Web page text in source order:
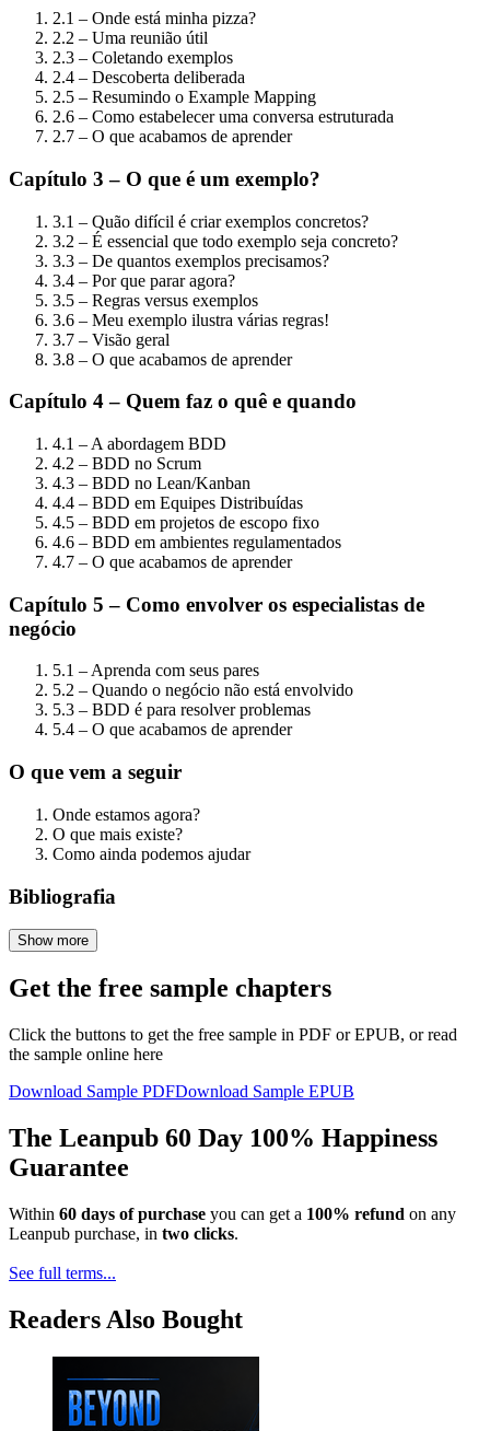
2.1 – Onde está minha pizza?
2.2 – Uma reunião útil
2.3 – Coletando exemplos
2.4 – Descoberta deliberada
2.5 – Resumindo o Example Mapping
2.6 – Como estabelecer uma conversa estruturada
2.7 – O que acabamos de aprender
Capítulo 3 – O que é um exemplo?
3.1 – Quão difícil é criar exemplos concretos?
3.2 – É essencial que todo exemplo seja concreto?
3.3 – De quantos exemplos precisamos?
3.4 – Por que parar agora?
3.5 – Regras versus exemplos
3.6 – Meu exemplo ilustra várias regras!
3.7 – Visão geral
3.8 – O que acabamos de aprender
Capítulo 4 – Quem faz o quê e quando
4.1 – A abordagem BDD
4.2 – BDD no Scrum
4.3 – BDD no Lean/Kanban
4.4 – BDD em Equipes Distribuídas
4.5 – BDD em projetos de escopo fixo
4.6 – BDD em ambientes regulamentados
4.7 – O que acabamos de aprender
Capítulo 5 – Como envolver os especialistas de
negócio
5.1 – Aprenda com seus pares
5.2 – Quando o negócio não está envolvido
5.3 – BDD é para resolver problemas
5.4 – O que acabamos de aprender
O que vem a seguir
Onde estamos agora?
O que mais existe?
Como ainda podemos ajudar
Bibliografia
Show more
Get the free sample chapters
Click the buttons to get the free sample in PDF or EPUB, or read
the sample online here
Download Sample PDFDownload Sample EPUB
The Leanpub 60 Day 100% Happiness
Guarantee
Within 60 days of purchase you can get a 100% refund on any
Leanpub purchase, in two clicks.
See full terms...
Readers Also Bought